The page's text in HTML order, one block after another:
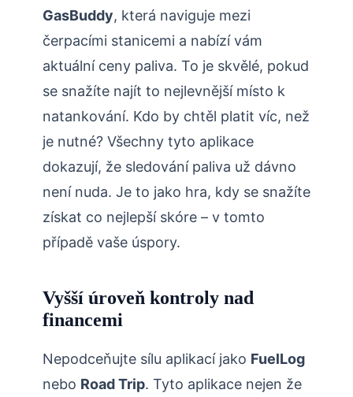
GasBuddy, která naviguje mezi
čerpacími stanicemi a nabízí vám
aktuální ceny paliva. To je skvělé, pokud
se snažíte najít to nejlevnější místo k
natankování. Kdo by chtěl platit víc, než
je nutné? Všechny tyto aplikace
dokazují, že sledování paliva už dávno
není nuda. Je to jako hra, kdy se snažíte
získat co nejlepší skóre – v tomto
případě vaše úspory.
Vyšší úroveň kontroly nad
financemi
Nepodceňujte sílu aplikací jako FuelLog
nebo Road Trip. Tyto aplikace nejen že